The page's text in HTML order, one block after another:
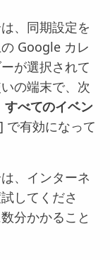
、同期設定を
Google カレ
が選択されて
の端末で、次
すべてのイベン
で有効になって
、インターネ
してくださ
分かかること